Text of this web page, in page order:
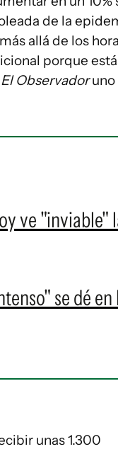
de la
allá de los
porque
El Observadoruno
ve "inviable"
se dé en
unas 1.300